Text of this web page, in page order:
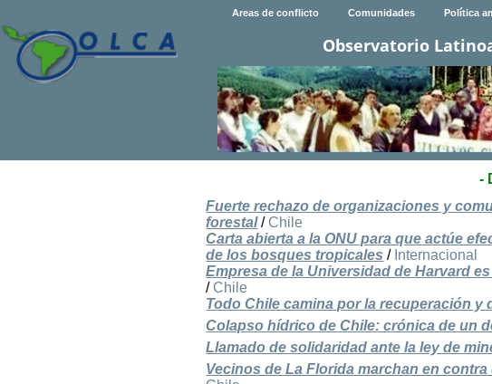
Areas de conflicto Comunidades Política
Observatorio
-
Fuerte rechazo de organizaciones y
forestal/ Chile
Carta abierta a la ONU para que actúe
de los bosques tropicales / Internacional
Empresa de la Universidad de Harvard
/ Chile
Todo Chile camina por la recuperación y
Colapso hídrico de Chile: crónica de un
Llamado de solidaridad ante la ley de
Vecinos de La Florida marchan en